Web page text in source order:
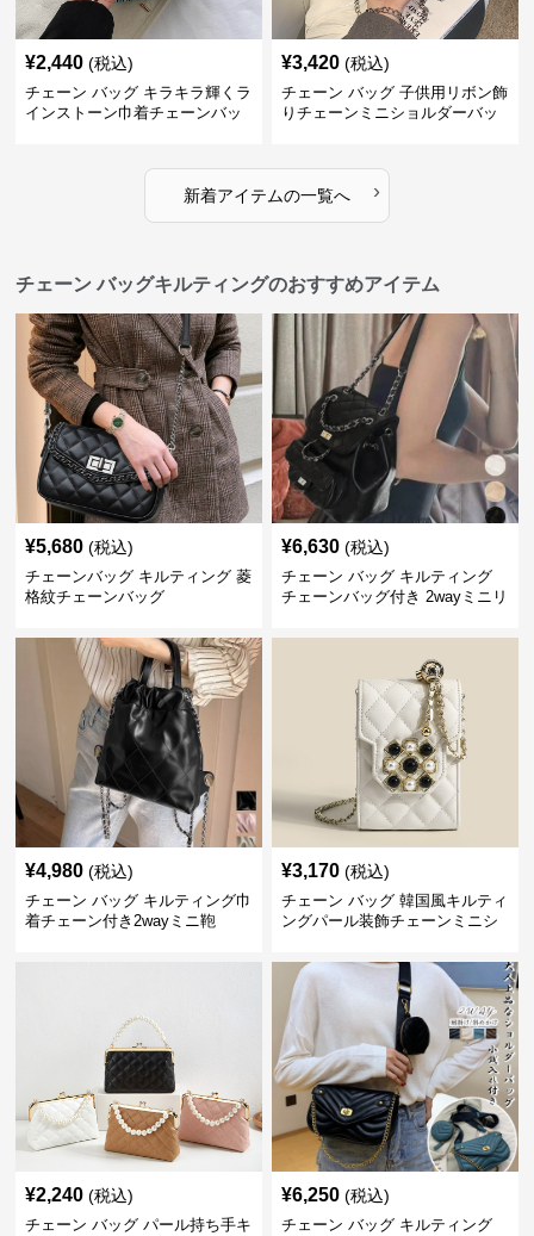
¥2,440 (税込)
チェーン バッグ キラキラ輝くラ
インストーン巾着チェーンバッ
¥3,420 (税込)
チェーン バッグ 子供用リボン飾
りチェーンミニショルダーバッ
新着アイテムの一覧へ ›
チェーン バッグキルティングのおすすめアイテム
¥5,680 (税込)
チェーンバッグ キルティング 菱
格紋チェーンバッグ
¥6,630 (税込)
チェーン バッグ キルティング
チェーンバッグ付き 2wayミニリ
¥4,980 (税込)
チェーン バッグ キルティング巾
着チェーン付き2wayミニ鞄
¥3,170 (税込)
チェーン バッグ 韓国風キルティ
ングパール装飾チェーンミニシ
¥2,240 (税込)
チェーン バッグ パール持ち手キ
¥6,250 (税込)
チェーン バッグ キルティング